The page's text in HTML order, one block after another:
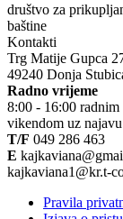
društvo za
baštine
Kontakti
Trg Matije Gupca
49240 Donja
Radno vrijeme
8:00 - 16:00 radnim
vikendom uz najavu
T/F 049 286 463
E
kajkaviana1@kr.t-
Pravila